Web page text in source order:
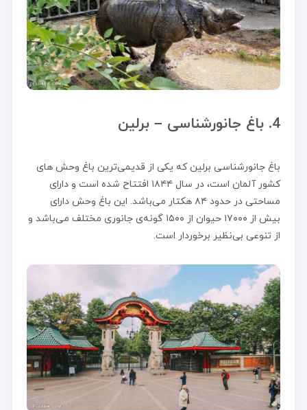
4. باغ جانورشناسی – برلین
باغ جانورشناسی برلین که یکی از قدیمی‌ترین باغ وحش های
کشور آلمان است، در سال ۱۸۴۴ افتتاح شده است و دارای
مساحتی در حدود ۸۴ هکتار می‌باشد. این باغ وحش دارای
بیش از ۱۷۰۰۰ حیوان از ۱۵۰۰ گونه‌ی جانوری مختلف می‌باشد و
از تنوعی بی‌نظیر برخوردار است.